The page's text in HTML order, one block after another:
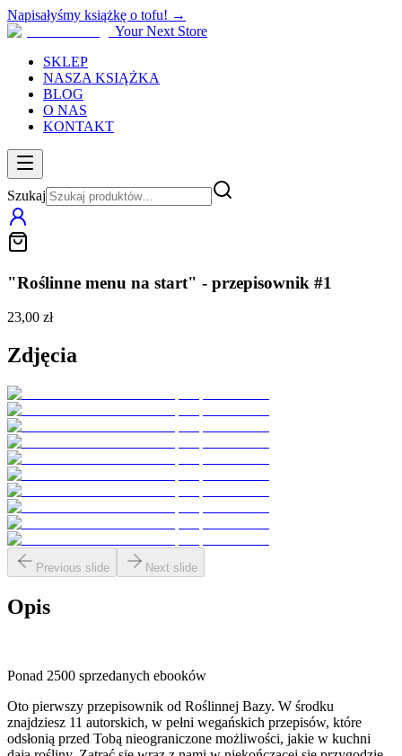
Napisałyśmy książkę o tofu! →
Your Next Store
SKLEP
NASZA KSIĄŻKA
BLOG
O NAS
KONTAKT
Szukaj
"Roślinne menu na start" - przepisownik #1
23,00 zł
Zdjęcia
Previous slide Next slide
Opis
Ponad 2500 sprzedanych ebooków
Oto pierwszy przepisownik od Roślinnej Bazy. W środku
znajdziesz 11 autorskich, w pełni wegańskich przepisów, które
odsłonią przed Tobą nieograniczone możliwości, jakie w kuchni